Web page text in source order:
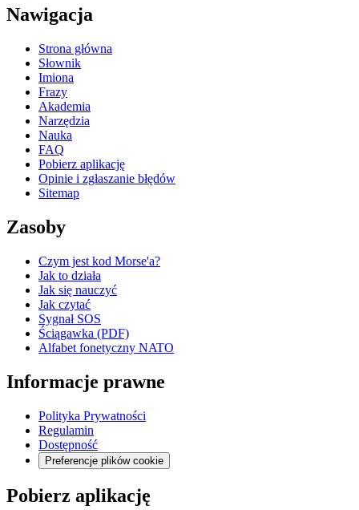
Nawigacja
Strona główna
Słownik
Imiona
Frazy
Akademia
Narzędzia
Nauka
FAQ
Pobierz aplikację
Opinie i zgłaszanie błędów
Sitemap
Zasoby
Czym jest kod Morse'a?
Jak to działa
Jak się nauczyć
Jak czytać
Sygnał SOS
Ściągawka (PDF)
Alfabet fonetyczny NATO
Informacje prawne
Polityka Prywatności
Regulamin
Dostępność
Preferencje plików cookie
Pobierz aplikację